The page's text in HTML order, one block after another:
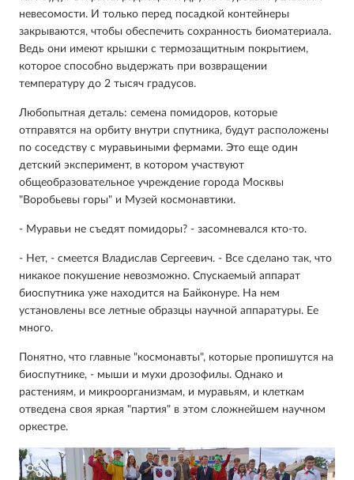
невесомости. И только перед посадкой контейнеры
закрываются, чтобы обеспечить сохранность биоматериала.
Ведь они имеют крышки с термозащитным покрытием,
которое способно выдержать при возвращении
температуру до 2 тысяч градусов.
Любопытная деталь: семена помидоров, которые
отправятся на орбиту внутри спутника, будут расположены
по соседству с муравьиными фермами. Это еще один
детский эксперимент, в котором участвуют
общеобразовательное учреждение города Москвы
"Воробьевы горы" и Музей космонавтики.
- Муравьи не съедят помидоры? - засомневался кто-то.
- Нет, - смеется Владислав Сергеевич. - Все сделано так, что
никакое покушение невозможно. Спускаемый аппарат
биоспутника уже находится на Байконуре. На нем
установлены все летные образцы научной аппаратуры. Ее
много.
Понятно, что главные "космонавты", которые пропишутся на
биоспутнике, - мыши и мухи дрозофилы. Однако и
растениям, и микроорганизмам, и муравьям, и клеткам
отведена своя яркая "партия" в этом сложнейшем научном
оркестре.